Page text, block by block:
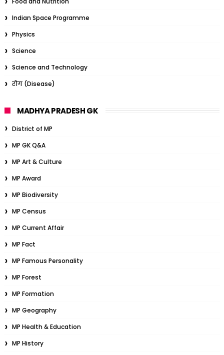
Indian Space Programme
Physics
Science
Science and Technology
रोग (Disease)
MADHYA PRADESH GK
District of MP
MP GK Q&A
MP Art & Culture
MP Award
MP Biodiversity
MP Census
MP Current Affair
MP Fact
MP Famous Personality
MP Forest
MP Formation
MP Geography
MP Health & Education
MP History